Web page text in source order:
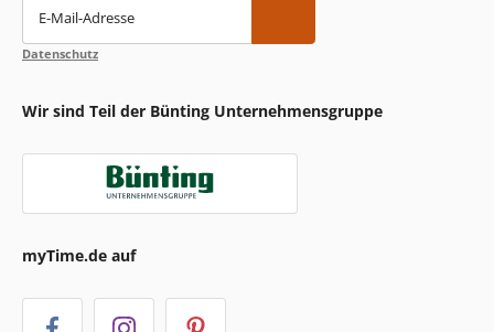
E-Mail-Adresse
Datenschutz
Wir sind Teil der Bünting Unternehmensgruppe
myTime.de auf